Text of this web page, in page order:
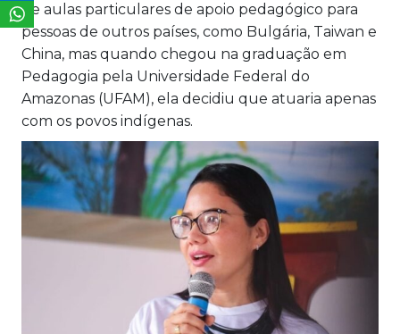
de aulas particulares de apoio pedagógico para
pessoas de outros países, como Bulgária, Taiwan e
China, mas quando chegou na graduação em
Pedagogia pela Universidade Federal do
Amazonas (UFAM), ela decidiu que atuaria apenas
com os povos indígenas.